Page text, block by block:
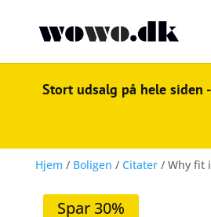
Stort udsalg på hele siden
Hjem / Boligen / Citater/ Why fit
Spar 30%